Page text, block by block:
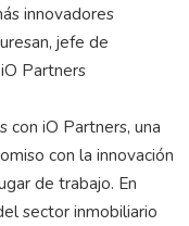
innovadores
jefe de
Partners
con iO Partners, una
con la innovación
de trabajo. En
sector inmobiliario